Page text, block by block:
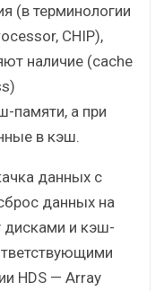
(в терминологии
CHIP),
наличие (cache
памяти, а при
в кэш.
данных с
данных на
и кэш-
HDS — Array